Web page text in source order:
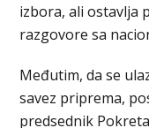
izbora, ali ostavlja
razgovore sa
Međutim, da se
savez priprema,
predsednik